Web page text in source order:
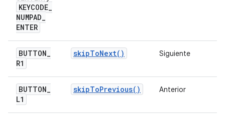
KEYCODE_
NUMPAD_
ENTER
BUTTON_
R1
skipToNext() Siguiente
BUTTON_
L1
skipToPrevious() Anterior